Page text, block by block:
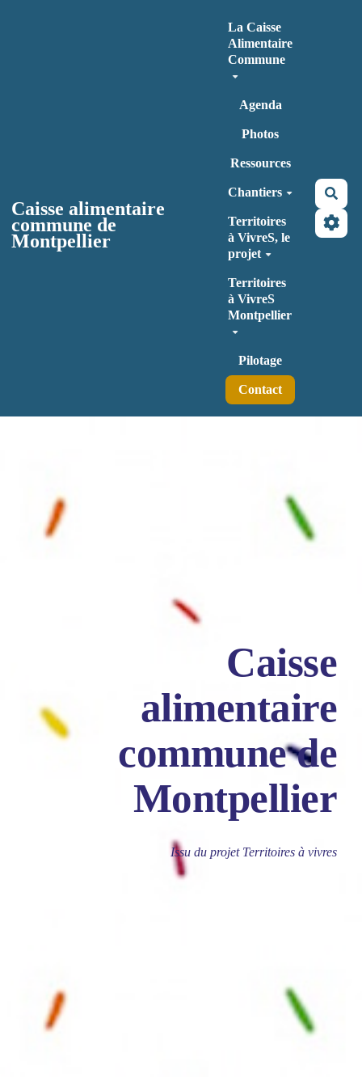
Caisse alimentaire
commune de
Montpellier
La Caisse
Alimentaire
Commune
Agenda
Photos
Ressources
Chantiers
Territoires
à VivreS, le
projet
Territoires
à VivreS
Montpellier
Pilotage
Contact
Caisse
alimentaire
commune de
Montpellier
Issu du projet Territoires à vivres